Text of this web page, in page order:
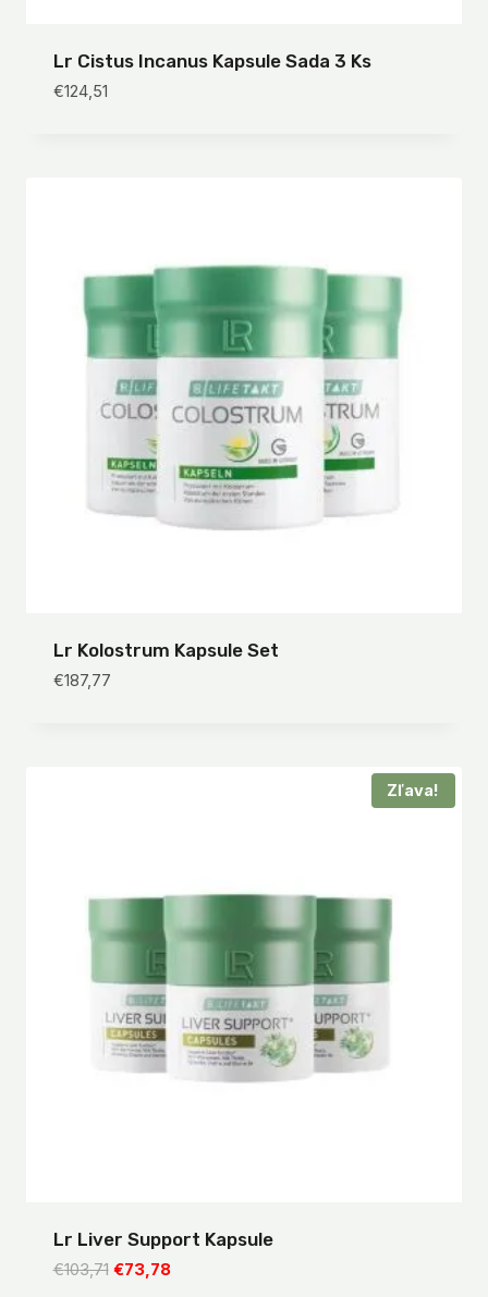
Lr Cistus Incanus Kapsule Sada 3 Ks
€124,51
Lr Kolostrum Kapsule Set
€187,77
Zľava!
Lr Liver Support Kapsule
€103,71 Pôvodná
€73,78Aktuálna